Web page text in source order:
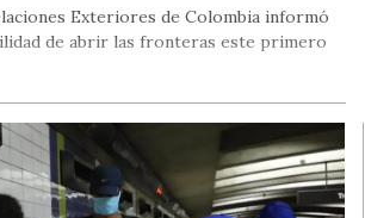
Exteriores de Colombia informó
de abrir las fronteras este primero